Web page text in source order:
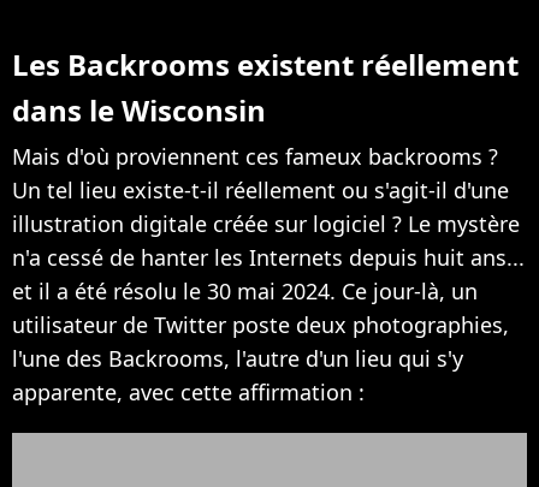
Les Backrooms existent réellement
dans le Wisconsin
Mais d'où proviennent ces fameux backrooms ?
Un tel lieu existe-t-il réellement ou s'agit-il d'une
illustration digitale créée sur logiciel ? Le mystère
n'a cessé de hanter les Internets depuis huit ans...
et il a été résolu le 30 mai 2024. Ce jour-là, un
utilisateur de Twitter poste deux photographies,
l'une des Backrooms, l'autre d'un lieu qui s'y
apparente, avec cette affirmation :